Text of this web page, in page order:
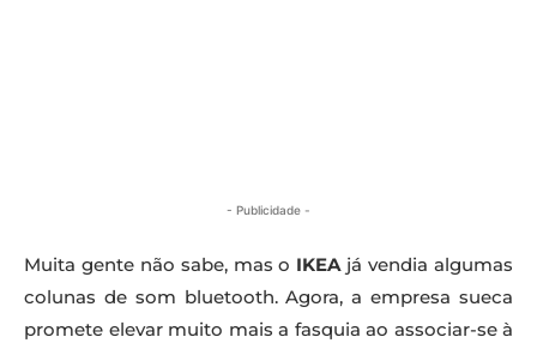
- Publicidade -
Muita gente não sabe, mas o IKEAjá vendia algumas
colunas de som bluetooth. Agora, a empresa sueca
promete elevar muito mais a fasquia ao associar-se à